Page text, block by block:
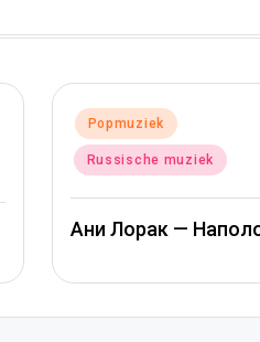
Geplaatst
in
Popmuziek
Russische muziek
Пообещай